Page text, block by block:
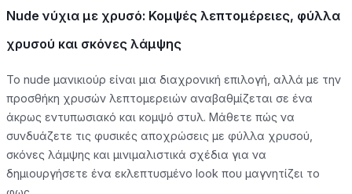
Nude νύχια με χρυσό: Κομψές λεπτομέρειες, φύλλα
χρυσού και σκόνες λάμψης
Το nude μανικιούρ είναι μια διαχρονική επιλογή, αλλά με την
προσθήκη χρυσών λεπτομερειών αναβαθμίζεται σε ένα
άκρως εντυπωσιακό και κομψό στυλ. Μάθετε πώς να
συνδυάζετε τις φυσικές αποχρώσεις με φύλλα χρυσού,
σκόνες λάμψης και μινιμαλιστικά σχέδια για να
δημιουργήσετε ένα εκλεπτυσμένο look που μαγνητίζει το